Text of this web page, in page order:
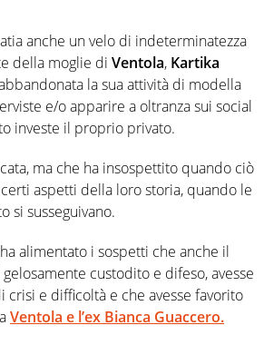
anche un velo di indeterminatezza
della moglie di Ventola, Kartika
la sua attività di modella
e/o apparire a oltranza sui social
investe il proprio privato.
ma che ha insospettito quando ciò
aspetti della loro storia, quando le
si susseguivano.
alimentato i sospetti che anche il
custodito e difeso, avesse
e difficoltà e che avesse favorito
Ventola e l’ex Bianca Guaccero.